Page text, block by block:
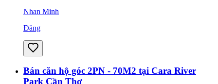
Nhan Minh
Đăng
Bán căn hộ góc 2PN - 70M2 tại Cara River
Park Cần Thơ